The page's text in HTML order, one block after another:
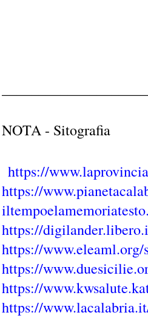
NOTA - Sitografia
https://
https://
https://
https://www.eleaml.org/
https://
https://
https://